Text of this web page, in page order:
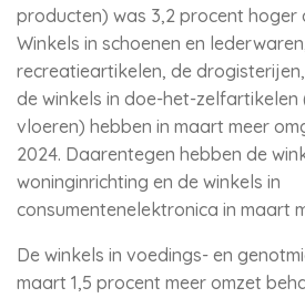
producten) was 3,2 procent hoger
Winkels in schoenen en
recreatieartikelen, de
de winkels in doe-het-zelfartikelen
vloeren) hebben in maart meer
2024. Daarentegen hebben de
woninginrichting en de winkels in
consumentenelektronica in maart
De winkels in voedings- en
maart 1,5 procent meer omzet